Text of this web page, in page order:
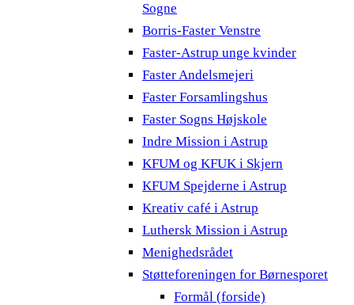
Sogne
Borris-Faster Venstre
Faster-Astrup unge kvinder
Faster Andelsmejeri
Faster Forsamlingshus
Faster Sogns Højskole
Indre Mission i Astrup
KFUM og KFUK i Skjern
KFUM Spejderne i Astrup
Kreativ café i Astrup
Luthersk Mission i Astrup
Menighedsrådet
Støtteforeningen for Børnesporet
Formål (forside)